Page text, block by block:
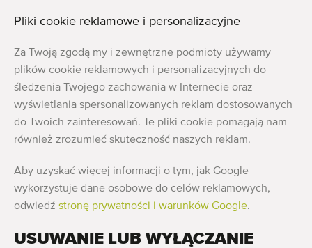
Pliki cookie reklamowe i personalizacyjne
Za Twoją zgodą my i zewnętrzne podmioty używamy
plików cookie reklamowych i personalizacyjnych do
śledzenia Twojego zachowania w Internecie oraz
wyświetlania spersonalizowanych reklam dostosowanych
do Twoich zainteresowań. Te pliki cookie pomagają nam
również zrozumieć skuteczność naszych reklam.
Aby uzyskać więcej informacji o tym, jak Google
wykorzystuje dane osobowe do celów reklamowych,
odwiedź stronę prywatności i warunków Google.
USUWANIE LUB WYŁĄCZANIE